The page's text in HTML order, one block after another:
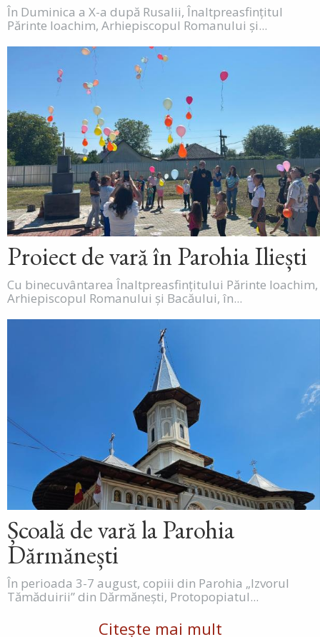
În Duminica a X-a după Rusalii, Înaltpreasfințitul
Părinte Ioachim, Arhiepiscopul Romanului și...
Proiect de vară în Parohia Iliești
Cu binecuvântarea Înaltpreasfințitului Părinte Ioachim,
Arhiepiscopul Romanului și Bacăului, în...
Școală de vară la Parohia
Dărmănești
În perioada 3-7 august, copiii din Parohia „Izvorul
Tămăduirii” din Dărmănești, Protopopiatul...
Citește mai mult